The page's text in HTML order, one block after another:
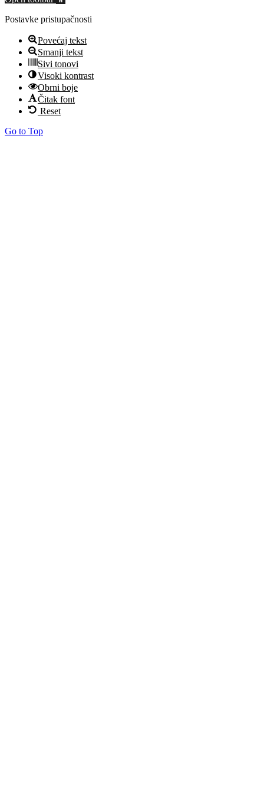
Postavke pristupačnosti
Povećaj tekst
Smanji tekst
Sivi tonovi
Visoki kontrast
Obrni boje
Čitak font
Reset
Go to Top